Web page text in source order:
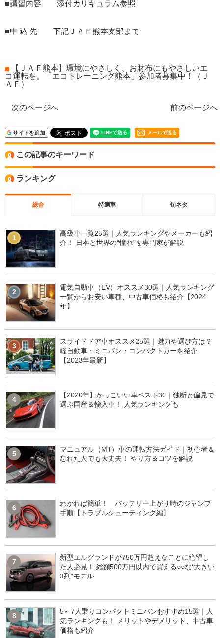
■講習内容 添付カリキュラム参照
■申 込 先 下記ＪＡＦ熊本支部まで
【ＪＡＦ熊本】環境にやさしく、お財布にもやさしいエ
コ運転を。「エコトレーニング熊本」参加者募集中！（Ｊ
ＡＦ）
次のページへ 前のページへ
サイトを追加 メールで送る
この記事のキーワード
ランキング
総合 特選車 旬ネタ
1
高級車一覧25選｜人気ランキングやメーカーも紹
介！ 日本と世界の“憧れ”を専門家が解説
2
電気自動車（EV）オススメ30選｜人気ランキング
一覧からお安い車種、中古車価格も紹介【2024
年】
3
スライドドア車オススメ25選｜魅力や選び方は？
軽自動車・ミニバン・コンパクトカーを紹介
【2023年最新】
4
【2026年】かっこいい車ベスト30｜独断と偏見で
選ぶ国産＆輸入車！ 人気ランキングも
5
マニュアル（MT）車の運転方法ガイド｜初心者＆
忘れた人でも大丈夫！ やり方＆コツを解説
6
わかれば簡単！ バッテリー上がり時のジャンプ
手順【トラブルシューティング編】
7
新型エルグランドが750万円超えなことに絶望し
た人必見！ 総額500万円以内で買える○○な“大きい
3列”モデル
8
5～7人乗りコンパクトミニバンおすすめ15選｜人
気ランキングも！ メリットやデメリット、中古車
価格も紹介